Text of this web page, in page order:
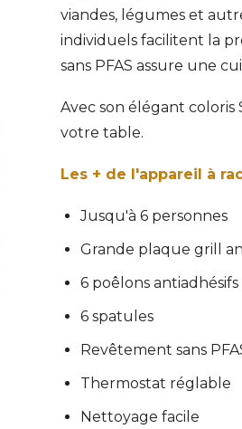
viandes, légumes et
individuels facilitent la
sans PFAS assure une
Avec son élégant
votre table.
Les + de l'appareil à
Jusqu'à 6 personnes
Grande plaque grill
6 poêlons antiadhésifs
6 spatules
Revêtement sans
Thermostat réglable
Nettoyage facile